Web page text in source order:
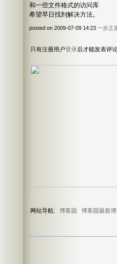
和一些文件格式的访问库
希望早日找到解决方法。
posted on 2009-07-09 14:23 一步之
只有注册用户登录后才能发表评论
网站导航: 博客园 博客园最新